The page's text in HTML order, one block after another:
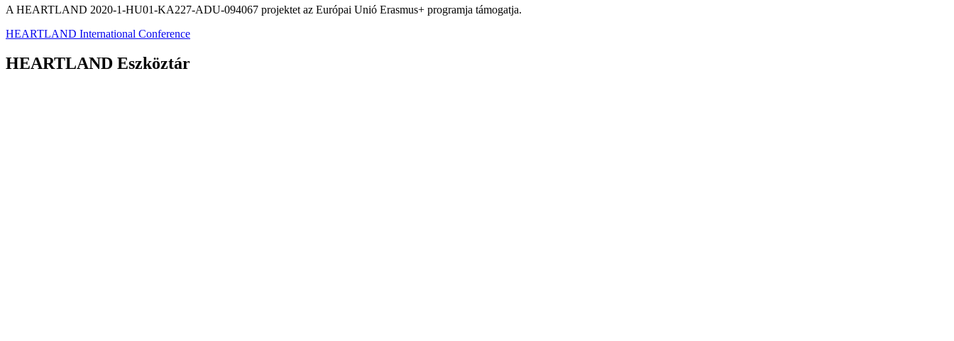
A HEARTLAND 2020-1-HU01-KA227-ADU-094067 projektet az Európai Unió Erasmus+ programja támogatja.
HEARTLAND International Conference
HEARTLAND Eszköztár